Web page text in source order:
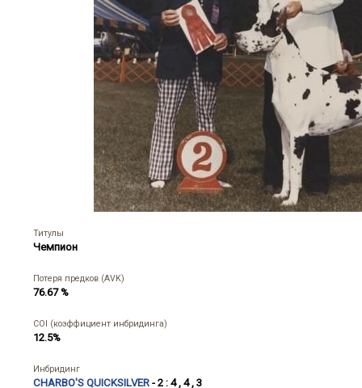
Титулы
Чемпион
Потеря предков (AVK)
76.67 %
COI (коэффициент инбридинга)
12.5%
Инбридинг
CHARBO'S QUICKSILVER - 2 : 4 , 4 , 3